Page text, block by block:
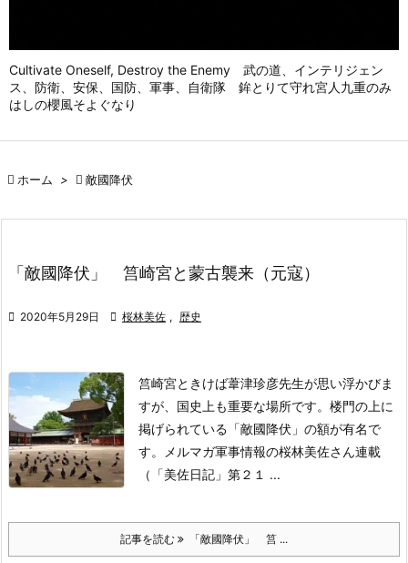
Cultivate Oneself, Destroy the Enemy 武の道、インテリジェン
ス、防衛、安保、国防、軍事、自衛隊 鉾とりて守れ宮人九重のみ
はしの櫻風そよぐなり
 ホーム >  敵國降伏
「敵國降伏」 筥崎宮と蒙古襲来（元寇）
 2020年5月29日  桜林美佐 , 歴史
筥崎宮ときけば葦津珍彦先生が思い浮かびま
すが、 国史上も重要な場所です。 楼門の上に
掲げられている 「敵國降伏」 の額が有名で
す。
メルマガ軍事情報の桜林美佐さん連載
（「美佐日記」第２１ ...
記事を読む 「敵國降伏」 筥 ...